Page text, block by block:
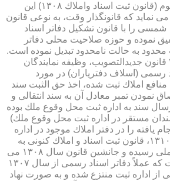
نحوه نگارش قانون مرقوم (قانون ثبت اسناد واملاك ۱۳۰۸) این
نماید كه قانونگذار وقت، به نوعی قانون
ثبت اسناد مصوب ۱۳۰۲ شمسی را با قانون تشكیل دفاتر اسناد
مصوب ۱۳۰۷ تلفیق نموده و حوزه صلاحیت محلی دفاتر
محدود به حالت نامحدود تبدیل نموده است.
مضافاً مطابق ماده ۲۰۳ قانون جدیدالتصویب، وظیفه نمایندگان
رسمی (اسلاف دفتریاران) در مورد
منافع املاك ثبت شده، اخذ حق الثبت سند
نمودن تمبر معادل آن به سند انتقالی و
سند به اداره ثبت محل وقوع ملك بوده
مستقر در اداره ثبت محل وقوع ملك)
یافته را در دفتر املاك موجود در اداره
ثبت درج نمایند.در سال ۱۳۱۰، قانون ثبت اسناد و املاك كنونی به
تصویب مجلس شورای ملی رسیده و جانشین قانون سال ۱۳۰۸ می
گردد و این در حالی است كه عملاً دفاتر اسناد رسمی از سال ۱۳۰۷
اداره ثبت منتزع شده و به صورت نهاد